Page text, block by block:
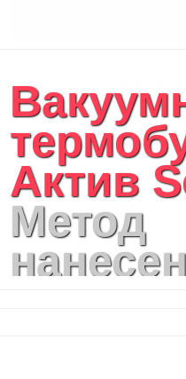
Текстиль для
Кухонные
Кухонный
Ножи
Фоторамки и
Уход за обувью
Игрушки
Шкатулки
Декоративные
Актив
Метод